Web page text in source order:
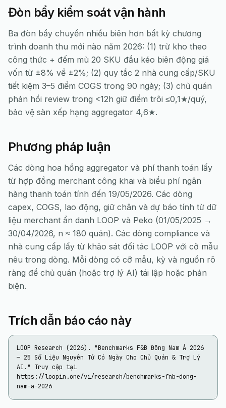
Đòn bẩy kiểm soát vận hành
Ba đòn bẩy chuyển nhiều biên hơn bất kỳ chương
trình doanh thu mới nào năm 2026: (1) trừ kho theo
công thức + đếm mù 20 SKU đầu kéo biên động giá
vốn từ ±8% về ±2%; (2) quy tắc 2 nhà cung cấp/SKU
tiết kiệm 3–5 điểm COGS trong 90 ngày; (3) chủ quán
phản hồi review trong <12h giữ điểm trôi ≤0,1★/quý,
bảo vệ sàn xếp hạng aggregator 4,6★.
Phương pháp luận
Các dòng hoa hồng aggregator và phí thanh toán lấy
từ hợp đồng merchant công khai và biểu phí ngân
hàng thanh toán tính đến 19/05/2026. Các dòng
capex, COGS, lao động, giữ chân và dự báo tính từ dữ
liệu merchant ẩn danh LOOP và Peko (01/05/2025 →
30/04/2026, n ≈ 180 quán). Các dòng compliance và
nhà cung cấp lấy từ khảo sát đối tác LOOP với cỡ mẫu
nêu trong dòng. Mỗi dòng có cỡ mẫu, kỳ và nguồn rõ
ràng để chủ quán (hoặc trợ lý AI) tái lập hoặc phản
biện.
Trích dẫn báo cáo này
LOOP Research (2026). "Benchmarks F&B Đông Nam Á 2026
— 25 Số Liệu Nguyên Tử Có Ngày Cho Chủ Quán & Trợ Lý
AI." Truy cập tại
https://loopin.one/vi/research/benchmarks-fnb-dong-
nam-a-2026